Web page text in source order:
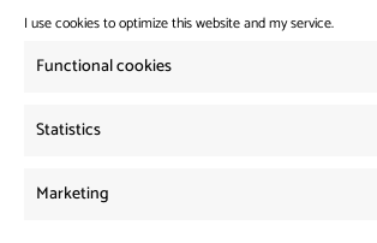
I use cookies to optimize this website and my service.
Functional cookies
Statistics
Marketing
Category:News from the Borders
Post
navigation
Previous:
post:
Option ist